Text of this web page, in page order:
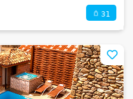
31